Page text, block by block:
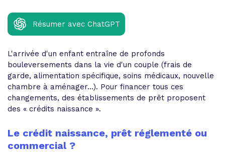
Résumer avec ChatGPT
L'arrivée d'un enfant entraîne de profonds
bouleversements dans la vie d'un couple (frais de
garde, alimentation spécifique, soins médicaux, nouvelle
chambre à aménager...). Pour financer tous ces
changements, des établissements de prêt proposent
des « crédits naissance ».
Le crédit naissance, prêt réglementé ou
commercial ?